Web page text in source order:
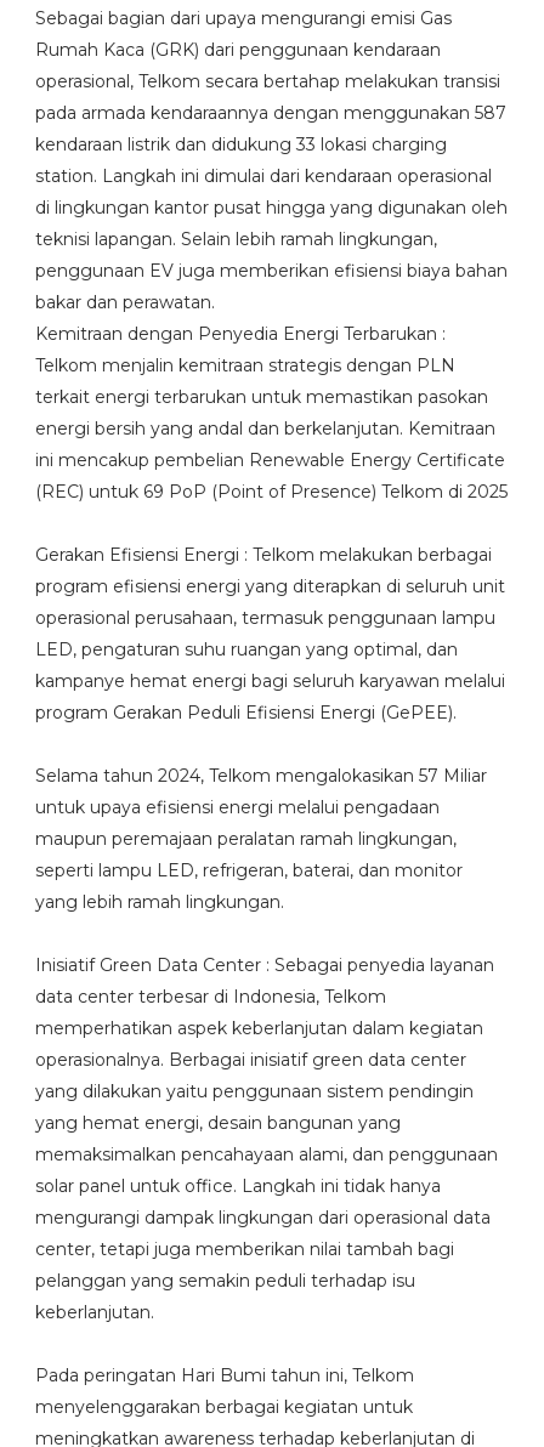
Sebagai bagian dari upaya mengurangi emisi Gas
Rumah Kaca (GRK) dari penggunaan kendaraan
operasional, Telkom secara bertahap melakukan transisi
pada armada kendaraannya dengan menggunakan 587
kendaraan listrik dan didukung 33 lokasi charging
station. Langkah ini dimulai dari kendaraan operasional
di lingkungan kantor pusat hingga yang digunakan oleh
teknisi lapangan. Selain lebih ramah lingkungan,
penggunaan EV juga memberikan efisiensi biaya bahan
bakar dan perawatan.
Kemitraan dengan Penyedia Energi Terbarukan :
Telkom menjalin kemitraan strategis dengan PLN
terkait energi terbarukan untuk memastikan pasokan
energi bersih yang andal dan berkelanjutan. Kemitraan
ini mencakup pembelian Renewable Energy Certificate
(REC) untuk 69 PoP (Point of Presence) Telkom di 2025
Gerakan Efisiensi Energi : Telkom melakukan berbagai
program efisiensi energi yang diterapkan di seluruh unit
operasional perusahaan, termasuk penggunaan lampu
LED, pengaturan suhu ruangan yang optimal, dan
kampanye hemat energi bagi seluruh karyawan melalui
program Gerakan Peduli Efisiensi Energi (GePEE).
Selama tahun 2024, Telkom mengalokasikan 57 Miliar
untuk upaya efisiensi energi melalui pengadaan
maupun peremajaan peralatan ramah lingkungan,
seperti lampu LED, refrigeran, baterai, dan monitor
yang lebih ramah lingkungan.
Inisiatif Green Data Center : Sebagai penyedia layanan
data center terbesar di Indonesia, Telkom
memperhatikan aspek keberlanjutan dalam kegiatan
operasionalnya. Berbagai inisiatif green data center
yang dilakukan yaitu penggunaan sistem pendingin
yang hemat energi, desain bangunan yang
memaksimalkan pencahayaan alami, dan penggunaan
solar panel untuk office. Langkah ini tidak hanya
mengurangi dampak lingkungan dari operasional data
center, tetapi juga memberikan nilai tambah bagi
pelanggan yang semakin peduli terhadap isu
keberlanjutan.
Pada peringatan Hari Bumi tahun ini, Telkom
menyelenggarakan berbagai kegiatan untuk
meningkatkan awareness terhadap keberlanjutan di